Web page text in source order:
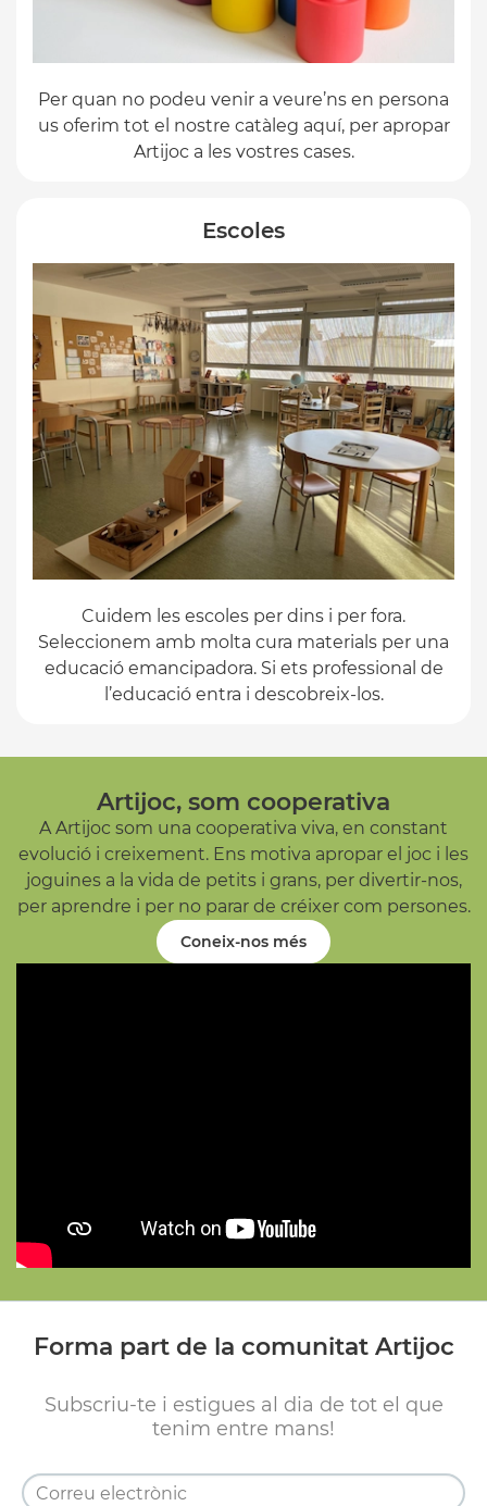
Per quan no podeu venir a veure’ns en persona
us oferim tot el nostre catàleg aquí, per apropar
Artijoc a les vostres cases.
Escoles
Cuidem les escoles per dins i per fora.
Seleccionem amb molta cura materials per una
educació emancipadora. Si ets professional de
l’educació entra i descobreix-los.
Artijoc, som cooperativa
A Artijoc som una cooperativa viva, en constant
evolució i creixement. Ens motiva apropar el joc i les
joguines a la vida de petits i grans, per divertir-nos,
per aprendre i per no parar de créixer com persones.
Coneix-nos més
Forma part de la comunitat Artijoc
Subscriu-te i estigues al dia de tot el que
tenim entre mans!